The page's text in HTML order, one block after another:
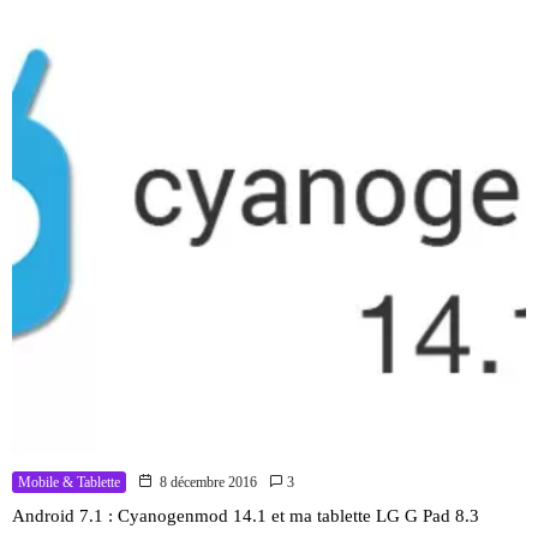
Mobile & Tablette 8 décembre 2016 3
Android 7.1 : Cyanogenmod 14.1 et ma tablette LG G Pad 8.3